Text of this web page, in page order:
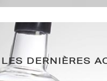
LES DERNIÈRES